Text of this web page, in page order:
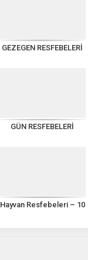
GEZEGEN RESFEBELERİ
GÜN RESFEBELERİ
Hayvan Resfebeleri – 10